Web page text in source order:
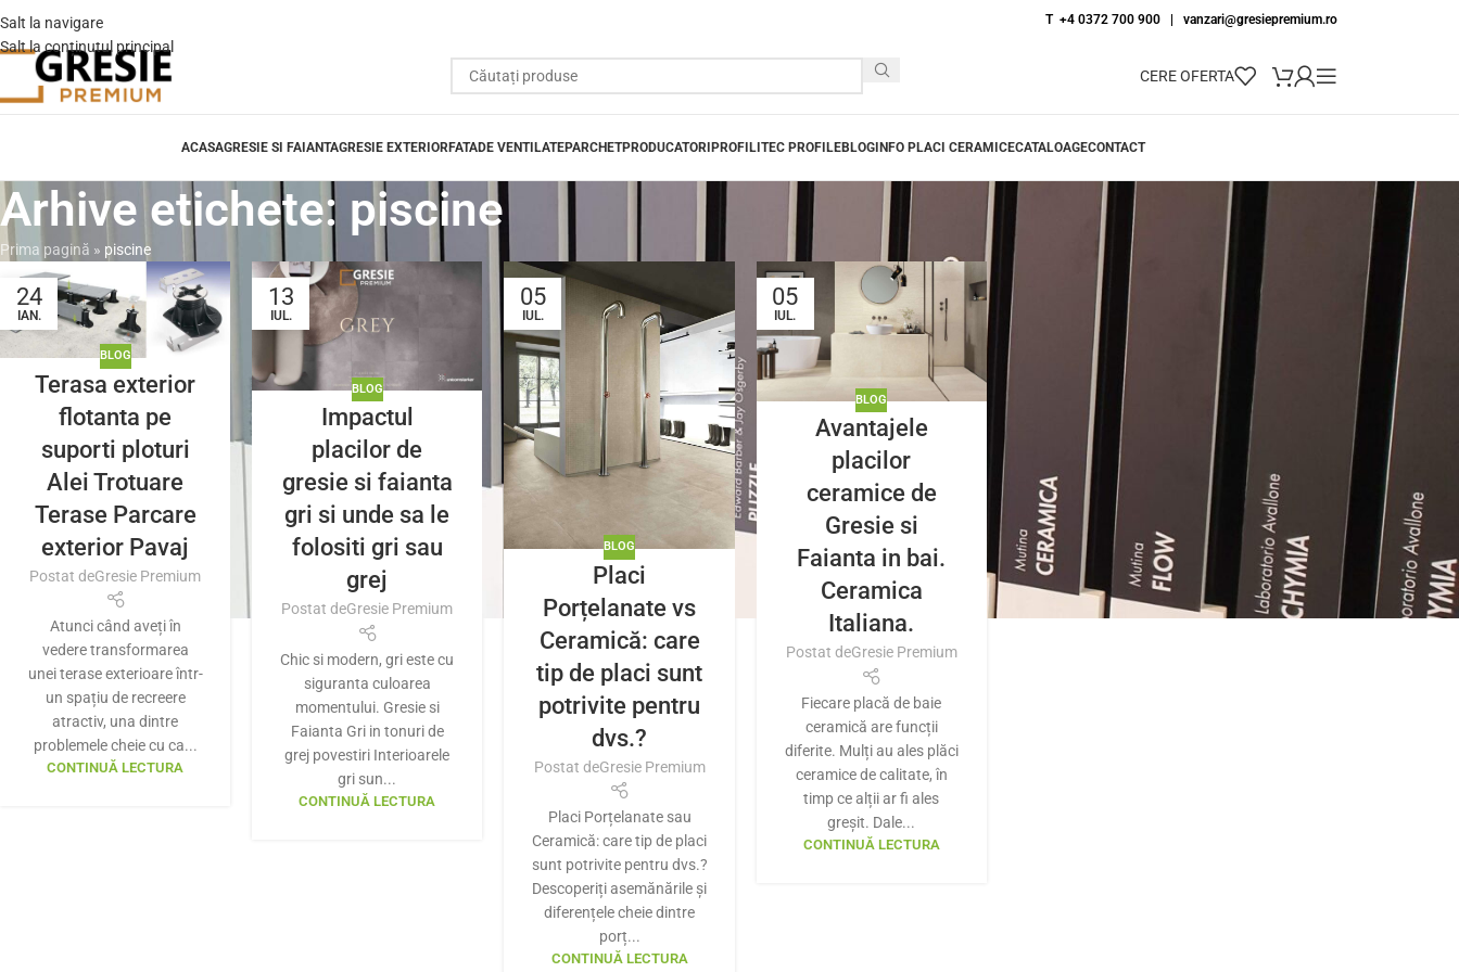
Salt la navigare
Salt la conținutul principal
T +4 0372 700 900 | vanzari@gresiepremium.ro
CERE OFERTA
ACASAGRESIE SI FAIANTAGRESIE EXTERIORFATADE VENTILATEPARCHETPRODUCATORI PROFILITEC PROFILEBLOG INFO PLACI CERAMICECATALOAGECONTACT
Arhive etichete: piscine
Prima pagină » piscine
24
IAN.
BLOG
Terasa exterior
flotanta pe
suporti ploturi
Alei Trotuare
Terase Parcare
exterior Pavaj
Postat deGresie Premium
Atunci când aveți în
vedere transformarea
unei terase exterioare într-
un spațiu de recreere
atractiv, una dintre
problemele cheie cu ca...
CONTINUĂ LECTURA
13
IUL.
BLOG
Impactul
placilor de
gresie si faianta
gri si unde sa le
folositi gri sau
grej
Postat deGresie Premium
Chic si modern, gri este cu
siguranta culoarea
momentului. Gresie si
Faianta Gri in tonuri de
grej povestiri Interioarele
gri sun...
CONTINUĂ LECTURA
05
IUL.
BLOG
Placi
Porțelanate vs
Ceramică: care
tip de placi sunt
potrivite pentru
dvs.?
Postat deGresie Premium
Placi Porțelanate sau
Ceramică: care tip de placi
sunt potrivite pentru dvs.?
Descoperiți asemănările și
diferențele cheie dintre
porț...
CONTINUĂ LECTURA
05
IUL.
BLOG
Avantajele
placilor
ceramice de
Gresie si
Faianta in bai.
Ceramica
Italiana.
Postat deGresie Premium
Fiecare placă de baie
ceramică are funcții
diferite. Mulți au ales plăci
ceramice de calitate, în
timp ce alții ar fi ales
greșit. Dale...
CONTINUĂ LECTURA